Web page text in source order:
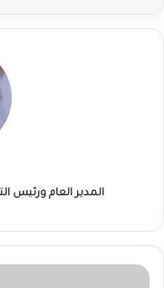
المدير العام ورئيس
هيئة